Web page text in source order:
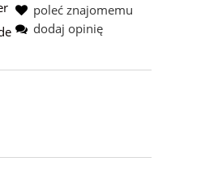
poleć znajomemu
dodaj opinię